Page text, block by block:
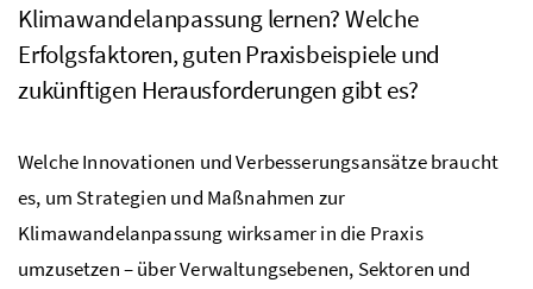
Klimawandelanpassung lernen? Welche
Erfolgsfaktoren, guten Praxisbeispiele und
zukünftigen Herausforderungen gibt es?
Welche Innovationen und Verbesserungsansätze braucht
es, um Strategien und Maßnahmen zur
Klimawandelanpassung wirksamer in die Praxis
umzusetzen – über Verwaltungsebenen, Sektoren und